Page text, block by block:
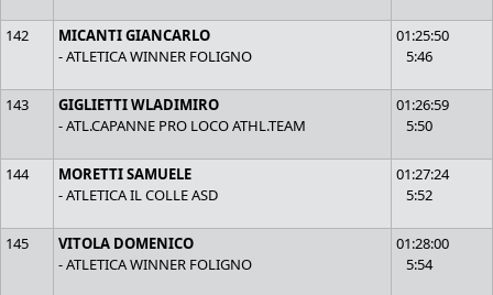
142
MICANTI GIANCARLO
- ATLETICA WINNER FOLIGNO
01:25:50
5:46
143
GIGLIETTI WLADIMIRO
- ATL.CAPANNE PRO LOCO ATHL.TEAM
01:26:59
5:50
144
MORETTI SAMUELE
- ATLETICA IL COLLE ASD
01:27:24
5:52
145
VITOLA DOMENICO
- ATLETICA WINNER FOLIGNO
01:28:00
5:54